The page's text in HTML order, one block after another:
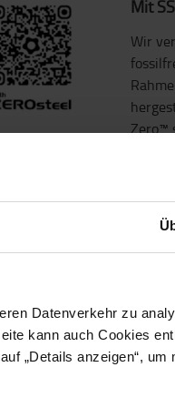
Datenverkehr zu
kann auch Cookies
„Details anzeigen“, um
Mit
Wir
Zero™